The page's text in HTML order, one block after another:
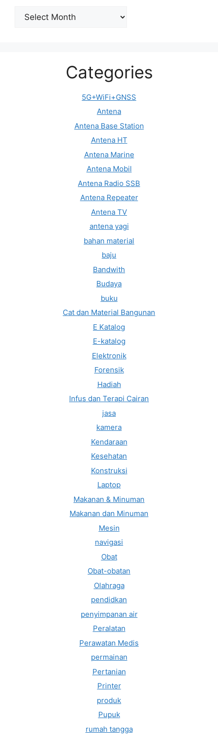
Archive
Categories
5G+WiFi+GNSS
Antena
Antena Base Station
Antena HT
Antena Marine
Antena Mobil
Antena Radio SSB
Antena Repeater
Antena TV
antena yagi
bahan material
baju
Bandwith
Budaya
buku
Cat dan Material Bangunan
E Katalog
E-katalog
Elektronik
Forensik
Hadiah
Infus dan Terapi Cairan
jasa
kamera
Kendaraan
Kesehatan
Konstruksi
Laptop
Makanan & Minuman
Makanan dan Minuman
Mesin
navigasi
Obat
Obat-obatan
Olahraga
pendidkan
penyimpanan air
Peralatan
Perawatan Medis
permainan
Pertanian
Printer
produk
Pupuk
rumah tangga